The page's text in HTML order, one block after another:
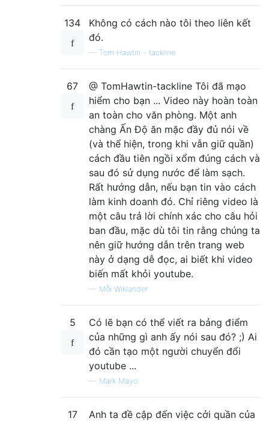
134
Không có cách nào tôi theo liên kết
đó.
— Tom Hawtin - tackline
67
@ TomHawtin-tackline Tôi đã mạo
hiểm cho bạn ... Video này hoàn toàn
an toàn cho văn phòng. Một anh
chàng Ấn Độ ăn mặc đầy đủ nói về
(và thể hiện, trong khi vẫn giữ quần)
cách đầu tiên ngồi xổm đúng cách và
sau đó sử dụng nước để làm sạch.
Rất hướng dẫn, nếu bạn tin vào cách
làm kinh doanh đó. Chỉ riêng video là
một câu trả lời chính xác cho câu hỏi
ban đầu, mặc dù tôi tin rằng chúng ta
nên giữ hướng dẫn trên trang web
này ở dạng dễ đọc, ai biết khi video
biến mất khỏi youtube.
— Mỗi Wiklander
5
Có lẽ bạn có thể viết ra bảng điểm
của những gì anh ấy nói sau đó? ;) Ai
đó cần tạo một người chuyển đổi
youtube ...
— Mark Mayo
17
Anh ta đề cập đến việc cởi quần của